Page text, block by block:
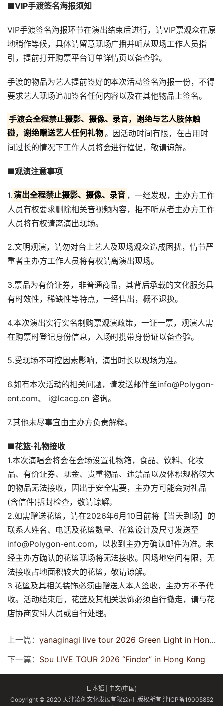
■VIP手渡签名海报须知
VIP手渡签名海报环节在演出结束后进行，请VIP票观众在原
地稍作等候，具体请留意现场广播并听从现场工作人员指
引，提前打开购票平台订单详情页以备查验。
手渡的物品为艺人提前签好的本次活动签名海报一份，不得
要求艺人现场追加签名任何内容以及在其他物品上签名。
手渡会全程禁止摄影、摄像、录音，谢绝与艺人肢体触
碰，谢绝赠送艺人任何礼物。因活动时间有限，在占用时
间过长的情况下工作人员将会进行催促，敬请谅解。
■观演注意事项
1. 演出全程禁止摄影、摄像、录音 ，一经发现，主办方工作
人员有权要求删除相关音视频内容，拒不听从者主办方工作
人员将有权请离演出现场。
2.文明观演，请勿对台上艺人及现场观众造成困扰，情节严
重者主办方工作人员将有权请离演出现场。
3.票品为有价证券，非普通商品，其背后承载的文化服务具
有时效性，稀缺性等特点，一经售出，概不退换。
4.本次演出实行实名制购票观演政策，一证一票，观演人需
在购票时登记身份信息，入场时携带身份证以备查验。
5.受现场不可控因素影响，演出时长以现场为准。
6.如有本次活动的相关问题，请发送邮件至info@Polygon-
ent.com、 i@lcacg.cn 咨询。
7.其他未尽事宜由主办方负责解释。
■花篮·礼物接收
1.本次演唱会将会在会场设置礼物箱，食品、饮料、化妆
品、有价证券、现金、贵重物品、违禁品以及体积规格较大
的物品无法接收，因出于安全需要，主办方可能会对礼品
(含信件)拆封检查，敬请谅解。
2.如需赠送花篮，请在2026年6月10日前将【当天到场】的
联系人姓名、电话及花篮数量、花篮设计及尺寸发送至
info@Polygon-ent.com，以收到主办方确认邮件为准。未
经主办方确认的花篮现场将无法接收。因场地空间有限，无
法接收占地面积较大的花篮，敬请谅解。
3.花篮及其相关装饰必须由赠送人本人签收，主办方不予代
收。活动结束后，花篮及其相关装饰必须自行撤走，请与花
店协商安排人员或自行处理。
上一篇： yanaginagi live tour 2026 Green Light in Hong Kong
下一篇： Sou LIVE TOUR 2026 “Finder” in Hong Kong
日本語
中文(中国)
Copyright © 2020 天津凌创文化发展有限公司 版权所有 津ICP备19005852